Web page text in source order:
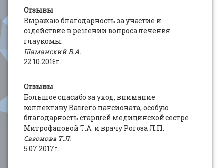
Отзывы
Выражаю благодарность за участие и
содействие в решении вопроса лечения
глаукомы.
Шаманский В.А.
22.10.2018г.
Отзывы
Большое спасибо за уход, внимание
коллективу Вашего пансионата, особую
благодарность старшей медицинской сестре
Митрофановой Т.А. и врачу Рогоза Л.П.
Сазонова Т.Л.
5.07.2017г.